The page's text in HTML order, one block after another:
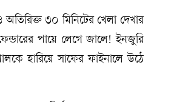
৩০ মিনিটের খেলা দেখার
পায়ে লেগে জালে! ইনজুরি
হারিয়ে সাফের ফাইনালে উঠে